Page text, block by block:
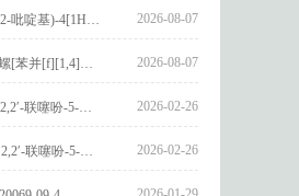
2026-08-07
2026-08-07
2026-02-26
2026-02-26